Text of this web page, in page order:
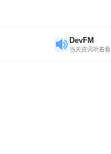
DevFM
当天资讯听着看